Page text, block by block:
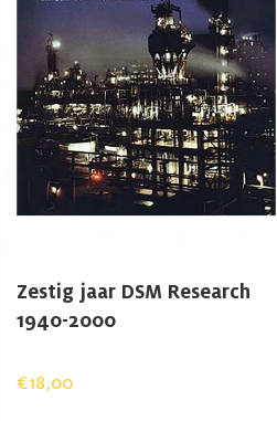
Zestig jaar DSM Research
1940-2000
€18,00